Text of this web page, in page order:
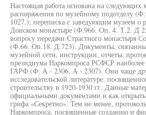
Настоящая работа основана на
распоряжения по музейному подотделу
1027.); переписка с заведующим музеем о
Донском монастыре (Ф.966. Оп. 4. Т.2. Д
вопросу передачи Страстного монастыря
(Ф.66. Оп.18. Д.723). Документы,
музейной сети, инструкции, отчеты,
президиума Наркомпроса РСФСР наиболее
ГАРФ (Ф. А - 2306, А - 2307). Они чаще
исследовательской литературе,
строительству в 1920-1930 гг. Данные
официальными документами и как
грифа «Секретно». Тем не менее,
Наркомпроса, посвященные созданию и